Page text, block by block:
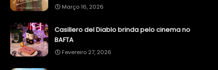
Março 16, 2026
Casillero del Diablo brinda pelo cinema no
BAFTA
Fevereiro 27, 2026